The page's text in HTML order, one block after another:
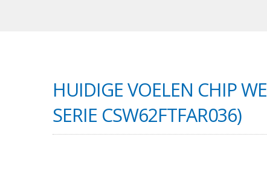
HUIDIGE VOELEN CHIP
SERIE CSW62FTFAR036)